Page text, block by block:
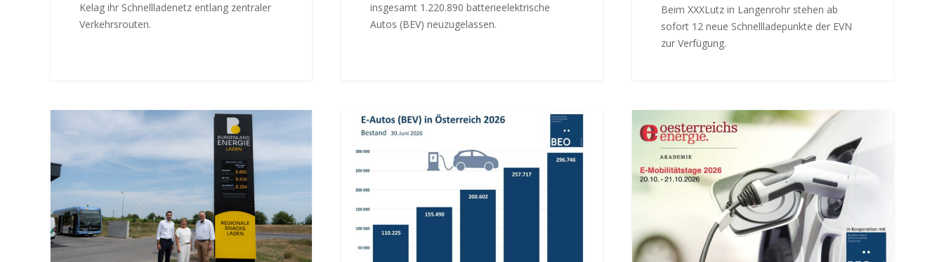
Kelag ihr Schnellladenetz entlang zentraler
Verkehrsrouten.
insgesamt 1.220.890 batterieelektrische
Autos (BEV) neuzugelassen.
Beim XXXLutz in Langenrohr stehen ab
sofort 12 neue Schnellladepunkte der EVN
zur Verfügung.